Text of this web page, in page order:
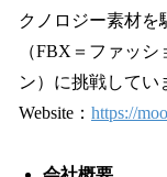
クノロジー素材を
（FBX＝ファッ
ン）に挑戦してい
Website： https://